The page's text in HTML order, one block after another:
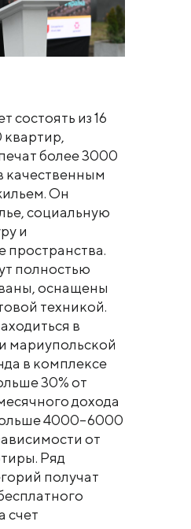
состоять из 16
квартир,
более 3000
качественным
Он
социальную
и
пространства.
полностью
оснащены
техникой.
в
мариупольской
в комплексе
30% от
дохода
4000–6000
от
Ряд
получат
счет